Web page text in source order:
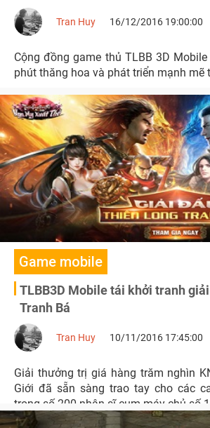
Tran Huy 16/12/2016 19:00:00
Cộng đồng game thủ TLBB 3D
phút thăng hoa và phát triển mạnh mẽ
Game mobile
TLBB3D Mobile tái khởi tranh
Tranh Bá
Tran Huy 10/11/2016 17:45:00
Giải thưởng trị giá hàng trăm nghìn
Giới đã sẵn sàng trao tay cho các
trong số 200 nhân sĩ cụm máy chủ số 1.